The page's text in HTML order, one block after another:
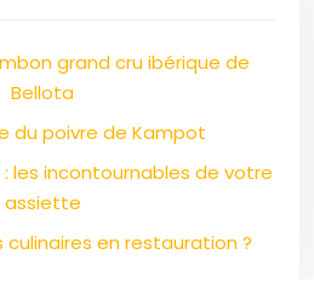
grand cru ibérique de
Bellota
du poivre de Kampot
les incontournables de votre
assiette
en restauration ?